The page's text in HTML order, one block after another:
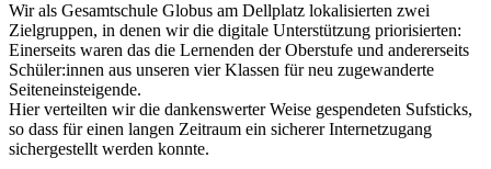
Wir als Gesamtschule Globus am Dellplatz lokalisierten zwei
Zielgruppen, in denen wir die digitale Unterstützung priorisierten:
Einerseits waren das die Lernenden der Oberstufe und andererseits
Schüler:innen aus unseren vier Klassen für neu zugewanderte
Seiteneinsteigende.
Hier verteilten wir die dankenswerter Weise gespendeten Sufsticks,
so dass für einen langen Zeitraum ein sicherer Internetzugang
sichergestellt werden konnte.